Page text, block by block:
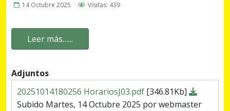
14 Octubre 2025
Visitas: 439
Leer más…...
Adjuntos
20251014180256 HorariosJ03.pdf [346.81Kb]
Subido Martes, 14 Octubre 2025 por webmaster